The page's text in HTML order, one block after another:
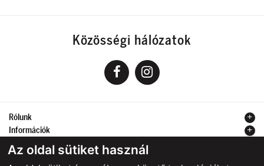
Az oldal sütiket használ
Közösségi hálózatok
Rólunk
Információk
Kapcsolat